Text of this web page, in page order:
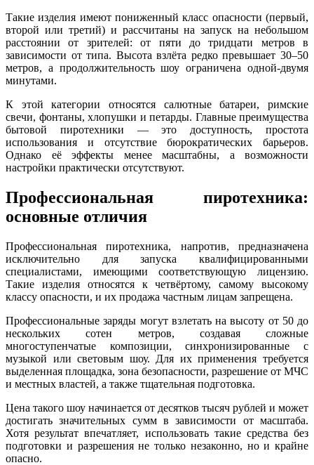
Такие изделия имеют пониженный класс опасности (первый,
второй или третий) и рассчитаны на запуск на небольшом
расстоянии от зрителей: от пяти до тридцати метров в
зависимости от типа. Высота взлёта редко превышает 30–50
метров, а продолжительность шоу ограничена одной-двумя
минутами.
К этой категории относятся салютные батареи, римские
свечи, фонтаны, хлопушки и петарды. Главные преимущества
бытовой пиротехники — это доступность, простота
использования и отсутствие бюрократических барьеров.
Однако её эффекты менее масштабны, а возможности
настройки практически отсутствуют.
Профессиональная пиротехника:
основные отличия
Профессиональная пиротехника, напротив, предназначена
исключительно для запуска квалифицированными
специалистами, имеющими соответствующую лицензию.
Такие изделия относятся к четвёртому, самому высокому
классу опасности, и их продажа частным лицам запрещена.
Профессиональные заряды могут взлетать на высоту от 50 до
нескольких сотен метров, создавая сложные
многоступенчатые композиции, синхронизированные с
музыкой или световым шоу. Для их применения требуется
выделенная площадка, зона безопасности, разрешение от МЧС
и местных властей, а также тщательная подготовка.
Цена такого шоу начинается от десятков тысяч рублей и может
достигать значительных сумм в зависимости от масштаба.
Хотя результат впечатляет, использовать такие средства без
подготовки и разрешения не только незаконно, но и крайне
опасно.